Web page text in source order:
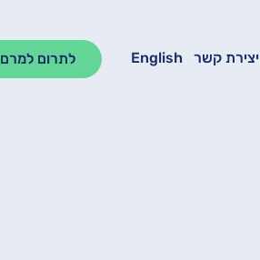
לתרום למרם יצירת קשר English